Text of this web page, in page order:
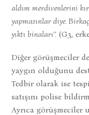
aldım merdivenlerini
yapmasınlar diye.
yıktı binaları’’. (G3,
Diğer görüşmeciler
yaygın olduğunu
Tedbir olarak ise
satışını polise
Ayrıca görüşmeciler